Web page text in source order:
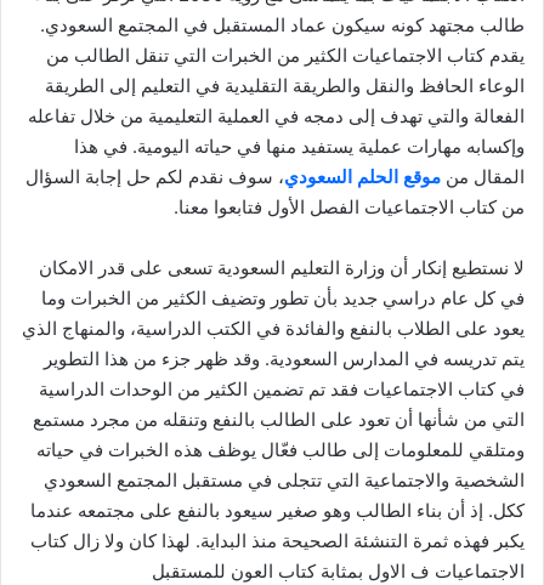
طالب مجتهد كونه سيكون عماد المستقبل في المجتمع السعودي.
يقدم كتاب الاجتماعيات الكثير من الخبرات التي تنقل الطالب من
الوعاء الحافظ والنقل والطريقة التقليدية في التعليم إلى الطريقة
الفعالة والتي تهدف إلى دمجه في العملية التعليمية من خلال تفاعله
وإكسابه مهارات عملية يستفيد منها في حياته اليومية. في هذا
المقال من موقع الحلم السعودي، سوف نقدم لكم حل إجابة السؤال
من كتاب الاجتماعيات الفصل الأول فتابعوا معنا.
لا نستطيع إنكار أن وزارة التعليم السعودية تسعى على قدر الامكان
في كل عام دراسي جديد بأن تطور وتضيف الكثير من الخبرات وما
يعود على الطلاب بالنفع والفائدة في الكتب الدراسية، والمنهاج الذي
يتم تدريسه في المدارس السعودية. وقد ظهر جزء من هذا التطوير
في كتاب الاجتماعيات فقد تم تضمين الكثير من الوحدات الدراسية
التي من شأنها أن تعود على الطالب بالنفع وتنقله من مجرد مستمع
ومتلقي للمعلومات إلى طالب فعّال يوظف هذه الخبرات في حياته
الشخصية والاجتماعية التي تتجلى في مستقبل المجتمع السعودي
ككل. إذ أن بناء الطالب وهو صغير سيعود بالنفع على مجتمعه عندما
يكبر فهذه ثمرة التنشئة الصحيحة منذ البداية. لهذا كان ولا زال كتاب
الاجتماعيات ف الاول بمثابة كتاب العون للمستقبل